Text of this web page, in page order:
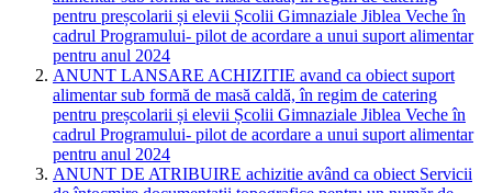
pentru preșcolarii și elevii Școlii Gimnaziale Jiblea Veche în
cadrul Programului- pilot de acordare a unui suport alimentar
pentru anul 2024
ANUNT LANSARE ACHIZITIE avand ca obiect suport
alimentar sub formă de masă caldă, în regim de catering
pentru preșcolarii și elevii Școlii Gimnaziale Jiblea Veche în
cadrul Programului- pilot de acordare a unui suport alimentar
pentru anul 2024
ANUNT DE ATRIBUIRE achizitie având ca obiect Servicii